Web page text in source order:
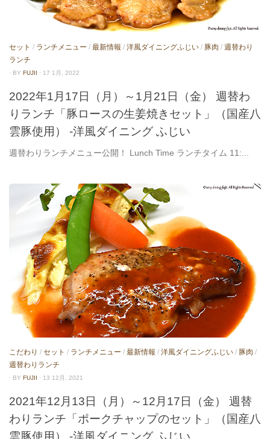
セット / ランチメニュー / 最新情報 / 洋風ダイニングふじい / 豚肉 / 週替わり
ランチ
· BY FUJII · 17 1月, 2022
2022年1月17日（月）～1月21日（金） 週替わ
りランチ「豚ロースの生姜焼きセット」（国産八
雲豚使用） -洋風ダイニング ふじい
週替わりランチメニュー公開！ Lunch Time ランチタイム 11:...
こだわり / セット / ランチメニュー / 最新情報 / 洋風ダイニングふじい / 豚肉 /
週替わりランチ
· BY FUJII · 13 12月, 2021
2021年12月13日（月）～12月17日（金） 週替
わりランチ「ポークチャップのセット」（国産八
雲豚使用） -洋風ダイニング ふじい